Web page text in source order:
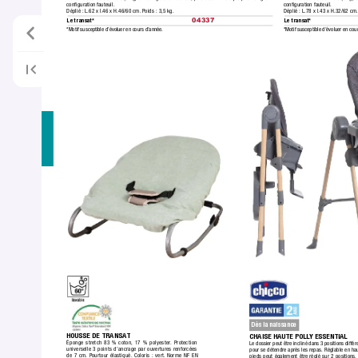
conﬁguration fauteuil.
Déplié : L.62 x l.46 x H.46/60 cm. Poids : 3,5 kg.
Le transat*
04337
CHAISE HAUTE POLLY ESSENTIAL
Le dossier peut être incliné dans 3 positions
pour se détendre après les repas. Réglable en
pieds peut également être réglé sur 2 positions.
Dès la naissance
conﬁguration fauteuil.
Déplié : L.78 x l.43 x H.32/62 cm.
Le transat*
*Motif susceptible d’évoluer en
HOUSSE DE TRANSAT
Éponge stretch 83 % coton, 17 % polyester. Protection
universelle 3 points d’ancrage par ouvertures renforcées
de 7 cm. Pourtour élastiqué. Coloris : vert. Norme NF EN
*Motif susceptible d’évoluer en cours d’année.